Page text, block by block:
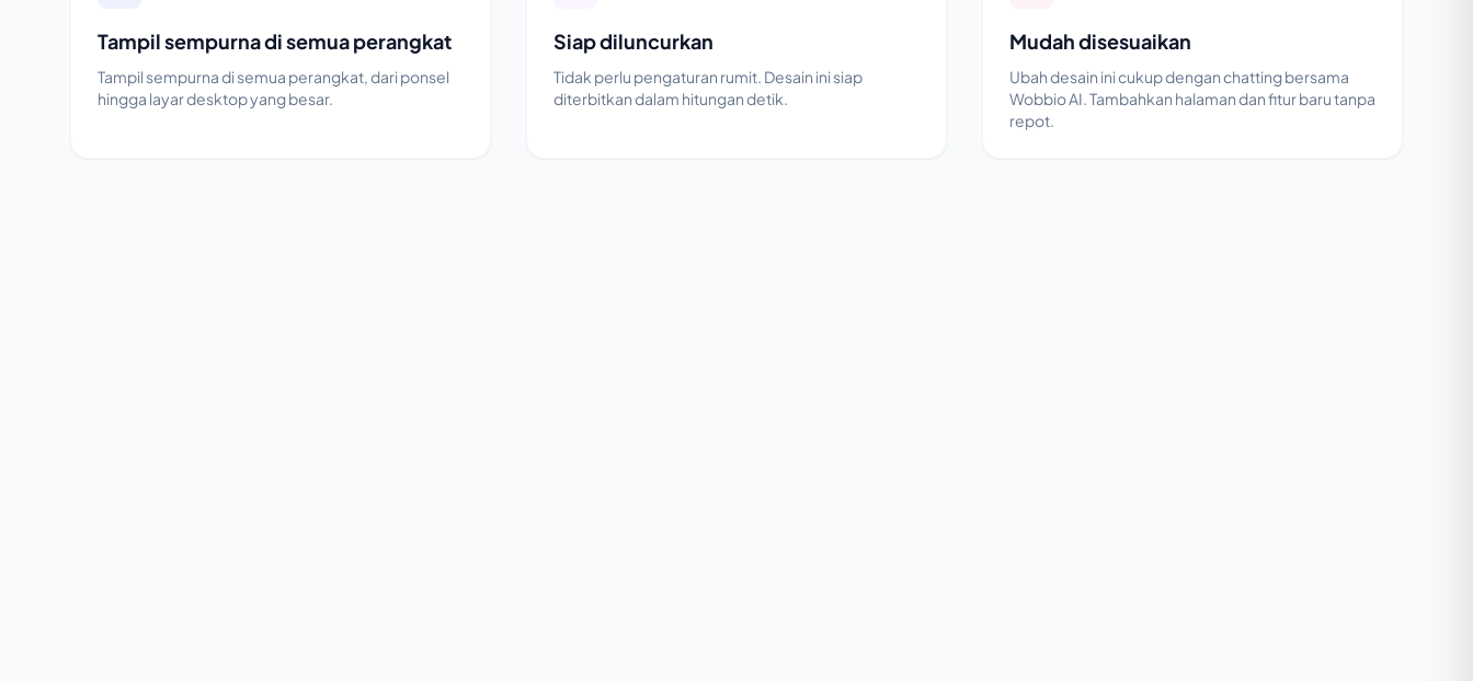
Tampil sempurna di semua perangkat
Tampil sempurna di semua perangkat, dari ponsel
hingga layar desktop yang besar.
Siap diluncurkan
Tidak perlu pengaturan rumit. Desain ini siap
diterbitkan dalam hitungan detik.
Mudah disesuaikan
Ubah desain ini cukup dengan chatting bersama
Wobbio AI. Tambahkan halaman dan fitur baru tanpa
repot.